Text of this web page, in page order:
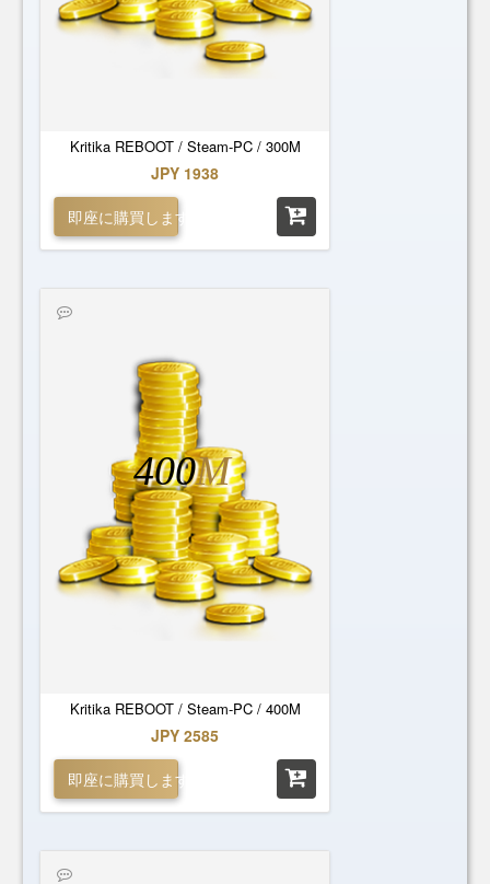
Kritika REBOOT / Steam-PC / 300M
JPY 1938
即座に購買します
Kritika REBOOT / Steam-PC / 400M
400M
JPY 2585
即座に購買します